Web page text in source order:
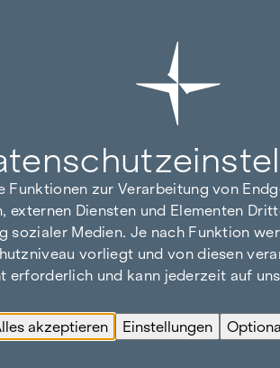
zur Verarbeitung von
Diensten und Elementen
sozialer Medien. Je nach Funktion
vorliegt und von diesen
und kann jederzeit auf
akzeptieren Einstellungen